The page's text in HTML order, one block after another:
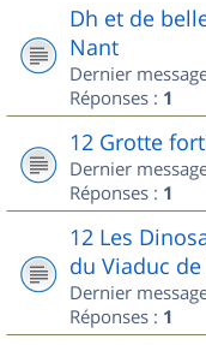
Dh et de
Nant
Dernier
Réponses : 1
12 Grotte
Dernier
Réponses : 1
12 Les
du Viaduc
Dernier
Réponses : 1